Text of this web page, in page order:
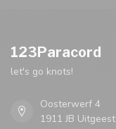
123Paracord
let's go knots!
Oosterwerf 4
1911 JB Uitgeest